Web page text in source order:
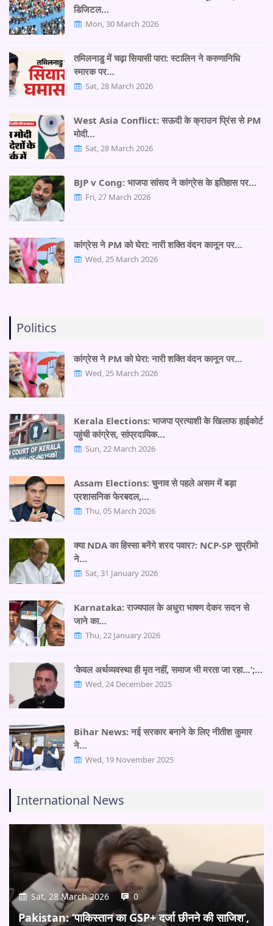
डिजिटल…
Mon, 30 March 2026
तमिलनाडु में चढ़ा सियासी पारा: स्टालिन ने करुणानिधि
स्मारक पर…
Sat, 28 March 2026
West Asia Conflict: सऊदी के क्राउन प्रिंस से PM
मोदी…
Sat, 28 March 2026
BJP v Cong: भाजपा सांसद ने कांग्रेस के इतिहास पर…
Fri, 27 March 2026
कांग्रेस ने PM को घेरा: नारी शक्ति वंदन कानून पर…
Wed, 25 March 2026
Politics
कांग्रेस ने PM को घेरा: नारी शक्ति वंदन कानून पर…
Wed, 25 March 2026
Kerala Elections: भाजपा प्रत्याशी के खिलाफ हाईकोर्ट
पहुंची कांग्रेस, सांप्रदायिक…
Sun, 22 March 2026
Assam Elections: चुनाव से पहले असम में बड़ा
प्रशासनिक फेरबदल,…
Thu, 05 March 2026
क्या NDA का हिस्सा बनेंगे शरद पवार?: NCP-SP सुप्रीमो
ने…
Sat, 31 January 2026
Karnataka: राज्यपाल के अधुरा भाषण देकर सदन से
जाने का…
Thu, 22 January 2026
‘केवल अर्थव्यवस्था ही मृत नहीं, समाज भी मरता जा रहा…’;…
Wed, 24 December 2025
Bihar News: नई सरकार बनाने के लिए नीतीश कुमार
ने…
Wed, 19 November 2025
International News
Sat, 28 March 2026 0
Pakistan: ‘पाकिस्तान का GSP+ दर्जा छीनने की साजिश’,